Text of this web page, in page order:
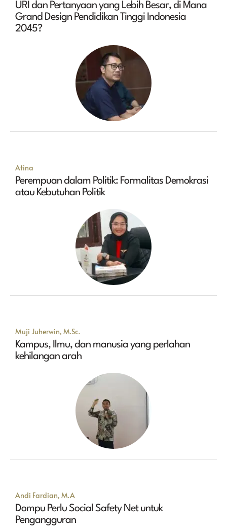
URI dan Pertanyaan yang Lebih Besar, di Mana
Grand Design Pendidikan Tinggi Indonesia
2045?
Atina
Perempuan dalam Politik: Formalitas Demokrasi
atau Kebutuhan Politik
Muji Juherwin, M.Sc.
Kampus, Ilmu, dan manusia yang perlahan
kehilangan arah
Andi Fardian, M.A
Dompu Perlu Social Safety Net untuk
Pengangguran